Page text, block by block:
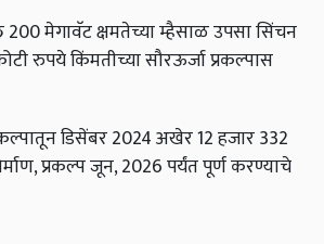
200 मेगावॅट क्षमतेच्या म्हैसाळ उपसा सिंचन
रुपये किंमतीच्या सौरऊर्जा प्रकल्पास
डिसेंबर 2024 अखेर 12 हजार 332
प्रकल्प जून, 2026 पर्यंत पूर्ण करण्याचे